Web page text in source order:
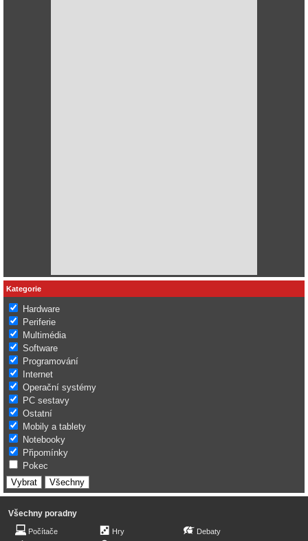
Kategorie
Hardware
Periferie
Multimédia
Software
Programování
Internet
Operační systémy
PC sestavy
Ostatní
Mobily a tablety
Notebooky
Připomínky
Pokec
Všechny poradny
Počítače Hry Debaty